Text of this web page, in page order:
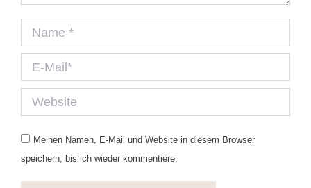
Name *
E-Mail *
Website
Meinen Namen, E-Mail und Website in diesem Browser
speichern, bis ich wieder kommentiere.